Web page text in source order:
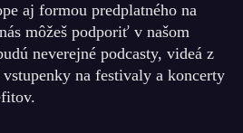
aj formou predplatného na
môžeš podporiť v našom
neverejné podcasty, videá z
na festivaly a koncerty